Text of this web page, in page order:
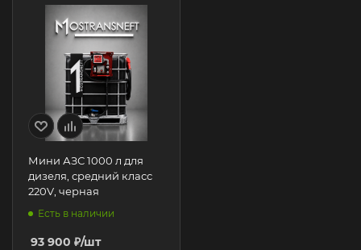
Мини АЗС 1000 л для
дизеля, средний класс
220V, черная
Есть в наличии
93 900 ₽/шт